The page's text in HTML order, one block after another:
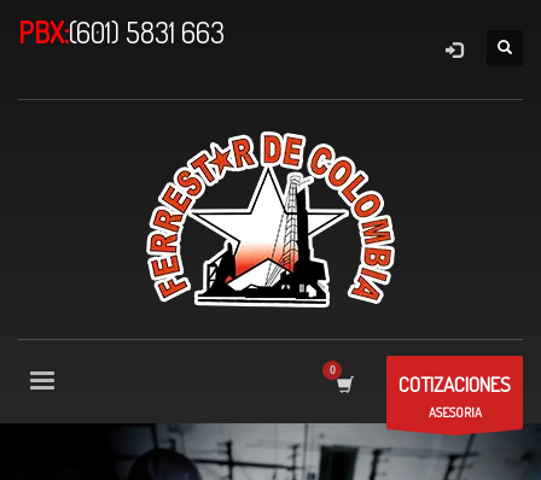
PBX:(601) 5831 663
COTIZACIONES
ASESORIA